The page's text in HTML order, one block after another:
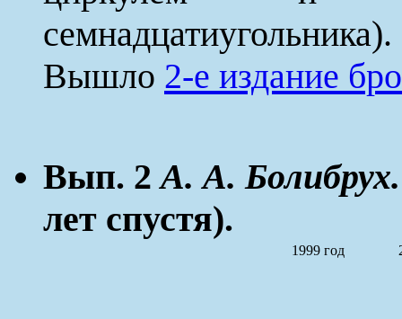
семнадцатиугольника).
Вышло 2-е издание
Вып. 2А. А. Болибрух.
лет спустя).
1999 год